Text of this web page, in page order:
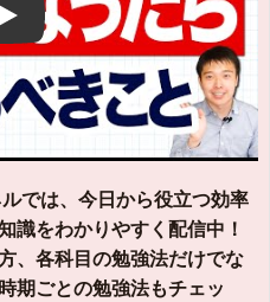
Play
では、今日から役立つ効率
識をわかりやすく配信中！
、各科目の勉強法だけでな
期ごとの勉強法もチェッ